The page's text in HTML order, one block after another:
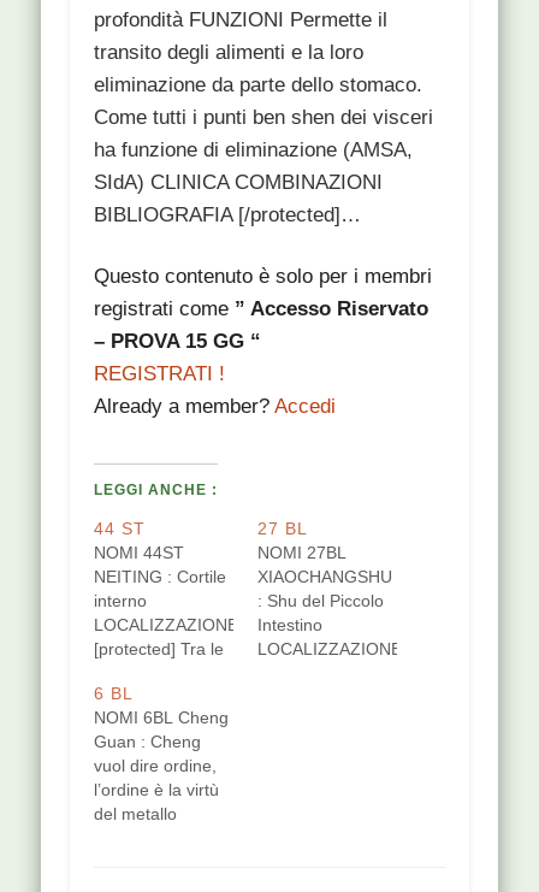
profondità FUNZIONI Permette il
transito degli alimenti e la loro
eliminazione da parte dello stomaco.
Come tutti i punti ben shen dei visceri
ha funzione di eliminazione (AMSA,
SIdA) CLINICA COMBINAZIONI
BIBLIOGRAFIA [/protected]…
Questo contenuto è solo per i membri
registrati come ” Accesso Riservato
– PROVA 15 GG “
REGISTRATI !
Already a member?Accedi
LEGGI ANCHE :
44 ST
NOMI 44ST
NEITING : Cortile
interno
LOCALIZZAZIONE
[protected] Tra le
metatarso-
falangee del 2º e
3º dito del piede.
Puntura
perpendicolare,
1-1,5 cm di
27 BL
NOMI 27BL
XIAOCHANGSHU
: Shu del Piccolo
Intestino
LOCALIZZAZIONE
6 BL
NOMI 6BL Cheng
Guan : Cheng
vuol dire ordine,
l’ordine è la virtù
del metallo